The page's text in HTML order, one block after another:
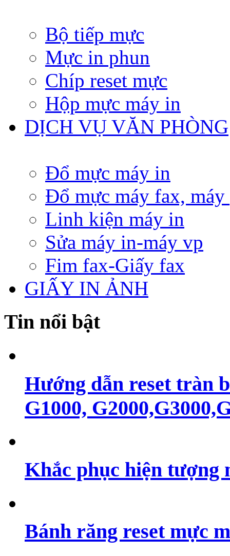
Bộ tiếp mực
Mực in phun
Chíp reset mực
Hộp mực máy in
DỊCH VỤ VĂN PHÒNG
Đổ mực máy in
Đổ mực máy fax, máy
Linh kiện máy in
Sửa máy in-máy vp
Fim fax-Giấy fax
GIẤY IN ẢNH
Tin nổi bật
Hướng dẫn reset tràn
G1000,
Khắc phục hiện tượng
Bánh răng reset mực